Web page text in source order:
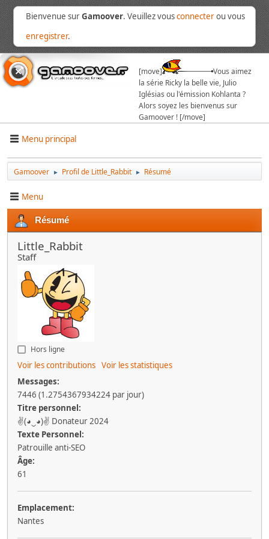
Bienvenue surGamoover. Veuillez vousconnecterou vous
enregistrer.
[move]
Vous aimez
la série Ricky la belle vie, Julio
Iglésias ou l'émission Kohlanta ?
Alors soyez les bienvenus sur
Gamoover ! [/move]
Menu principal
Gamoover ► Profil de Little_Rabbit ► Résumé
Menu
Résumé
Little_Rabbit
Staff
Hors ligne
Voir les contributions Voir les statistiques
Messages:
7446 (1.2754367934224 par jour)
Titre personnel:
✌(◕‿◕)✌ Donateur 2024
Texte Personnel:
Patrouille anti-SEO
Âge:
61
Emplacement:
Nantes